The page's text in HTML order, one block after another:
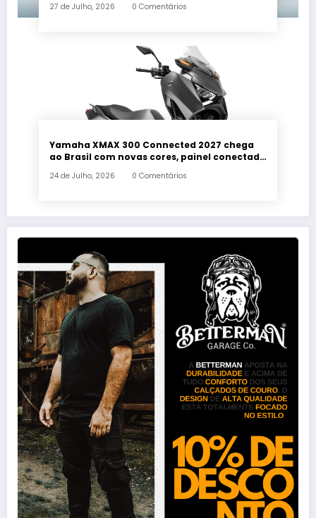
27 de Julho, 2026 0 Comentários
Yamaha XMAX 300 Connected 2027 chega
ao Brasil com novas cores, painel conectado
24 de Julho, 2026 0 Comentários